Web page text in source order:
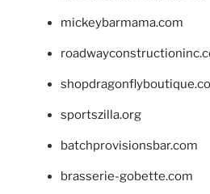
mickeybarmama.com
sportszilla.org
batchprovisionsbar.com
brasserie-gobette.com